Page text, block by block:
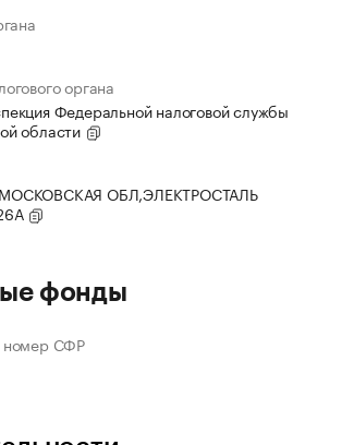
органа
Федеральной налоговой службы
области
ОБЛ,ЭЛЕКТРОСТАЛЬ
фонды
номер СФР